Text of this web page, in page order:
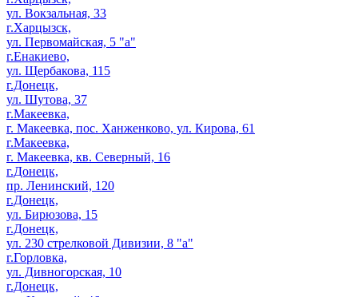
ул. Вокзальная, 33
г.Харцызск,
ул. Первомайская, 5 "а"
г.Енакиево,
ул. Щербакова, 115
г.Донецк,
ул. Шутова, 37
г.Макеевка,
г. Макеевка, пос. Ханженково, ул. Кирова, 61
г.Макеевка,
г. Макеевка, кв. Северный, 16
г.Донецк,
пр. Ленинский, 120
г.Донецк,
ул. Бирюзова, 15
г.Донецк,
ул. 230 стрелковой Дивизии, 8 "а"
г.Горловка,
ул. Дивногорская, 10
г.Донецк,